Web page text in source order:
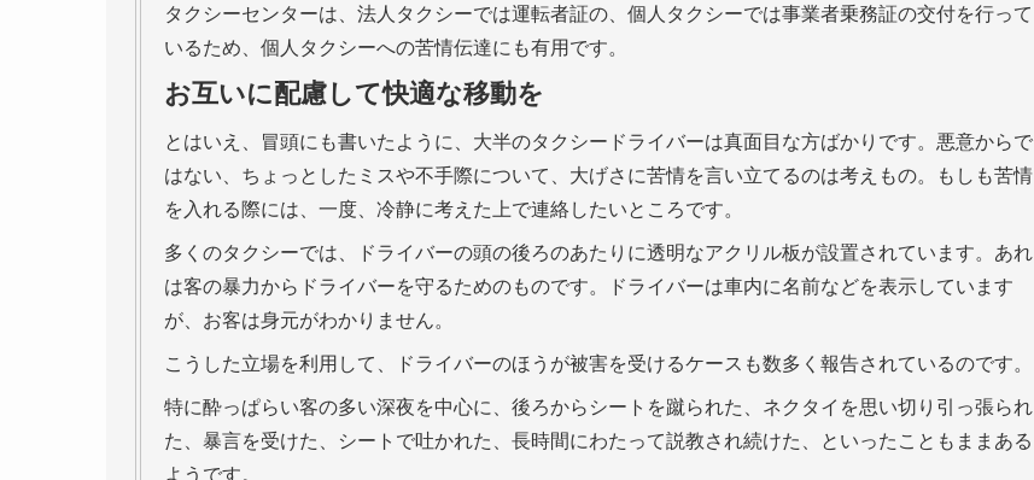
タクシーセンターは、法人タクシーでは運転者証の、個人タクシーでは事業者乗務証の交付を行って
いるため、個人タクシーへの苦情伝達にも有用です。
お互いに配慮して快適な移動を
とはいえ、冒頭にも書いたように、大半のタクシードライバーは真面目な方ばかりです。悪意からで
はない、ちょっとしたミスや不手際について、大げさに苦情を言い立てるのは考えもの。もしも苦情
を入れる際には、一度、冷静に考えた上で連絡したいところです。
多くのタクシーでは、ドライバーの頭の後ろのあたりに透明なアクリル板が設置されています。あれ
は客の暴力からドライバーを守るためのものです。ドライバーは車内に名前などを表示しています
が、お客は身元がわかりません。
こうした立場を利用して、ドライバーのほうが被害を受けるケースも数多く報告されているのです。
特に酔っぱらい客の多い深夜を中心に、後ろからシートを蹴られた、ネクタイを思い切り引っ張られ
た、暴言を受けた、シートで吐かれた、長時間にわたって説教され続けた、といったこともままある
ようです。